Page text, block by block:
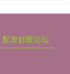
配资炒股论坛